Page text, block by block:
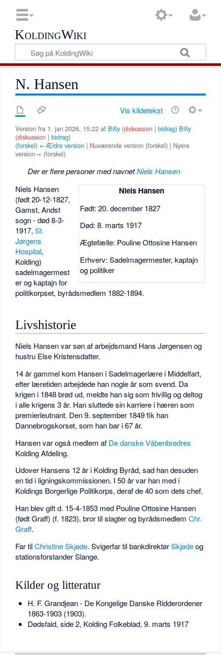
KoldingWiki
N. Hansen
Vis kildetekst
Version fra 1. jan 2026, 15:22 af Billy (diskussion |bidrag) Billy
(diskussion |bidrag)
(forskel) ←Ældre version | Nuværende version (forskel) | Nyere
version→ (forskel)
Der er flere personer med navnetNiels Hansen
Niels Hansen
Født: 20. december 1827
Død: 8. marts 1917
Ægtefælle: Pouline Ottosine Hansen
Erhverv: Sadelmagermester, kaptajn
og politiker
Niels Hansen
(født 20-12-1827,
Gamst, Andst
sogn - død 8-3-
1917,St.
Jørgens
Hospital,
Kolding)
sadelmagermest
er og kaptajn for
politikorpset, byrådsmedlem 1882-1894.
Livshistorie
Niels Hansen var søn af arbejdsmand Hans Jørgensen og
hustru Else Kristensdatter.
14 år gammel kom Hansen i Sadelmagerlære i Middelfart,
efter læretiden arbejdede han nogle år som svend. Da
krigen i 1848 brød ud, meldte han sig som frivillig og deltog
i alle krigens 3 år. Han sluttede sin karriere i hæren som
premierleutnant. Den 9. september 1849 fik han
Dannebrogskorset, som han bar i 67 år.
Hansen var også medlem af De danske Våbenbrødres
Kolding Afdeling.
Udover Hansens 12 år i Kolding Byråd, sad han desuden
en tid i ligningskommissionen. I 50 år var han med i
Koldings Borgerlige Politikorps, deraf de 40 som dets chef.
Han blev gift d. 15-4-1853 med Pouline Ottosine Hansen
(født Graff) (f. 1823), bror til slagter og byrådsmedlemChr.
Graff.
Far tilChristine Skjøde. Svigerfar til bankdirektørSkjødeog
stationsforstander Slange.
Kilder og litteratur
H. F. Grandjean - De Kongelige Danske Ridderordener
1863-1903 (1903).
Dødsfald, side 2, Kolding Folkeblad, 9. marts 1917